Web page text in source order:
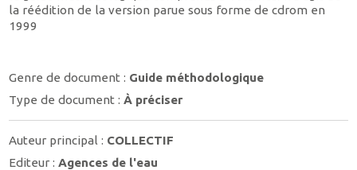
la réédition de la version parue sous forme de cdrom en
1999
Genre de document : Guide méthodologique
Type de document :À préciser
Auteur principal : COLLECTIF
Editeur :Agences de l'eau